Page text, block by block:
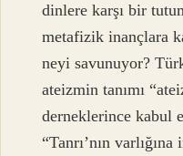
dinlere karşı bir
metafizik inançlara
neyi savunuyor?
ateizmin tanımı
derneklerince kabul
“Tanrı’nın